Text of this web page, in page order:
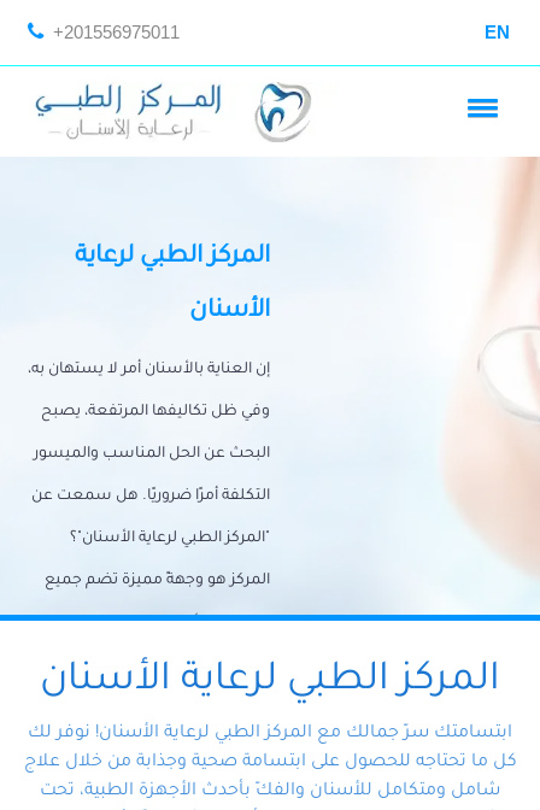
+201556975011 EN
المركز الطبي لرعاية
الأسنان
إن العناية بالأسنان أمر لا يستهان به،
وفي ظل تكاليفها المرتفعة، يصبح
البحث عن الحل المناسب والميسور
التكلفة أمرًا ضروريًا. هل سمعت عن
"المركز الطبي لرعاية الأسنان"؟
المركز هو وجهةً مميزة تضم جميع
احتياجات الأسنان تحت سقف واحد،
وتضمن لك حلاً شاملًا لجميع
المتخصص ذوي الخبرة، ستجد نفسك
في أيد أمينة تلبي احتياجاتك بكل
المركز الطبي لرعاية الأسنان
ابتسامتك سرّ جمالك مع المركز الطبي لرعاية الأسنان! نوفر لك
كل ما تحتاجه للحصول على ابتسامة صحية وجذابة من خلال علاج
شامل ومتكامل للأسنان والفكّ بأحدث الأجهزة الطبية، تحت